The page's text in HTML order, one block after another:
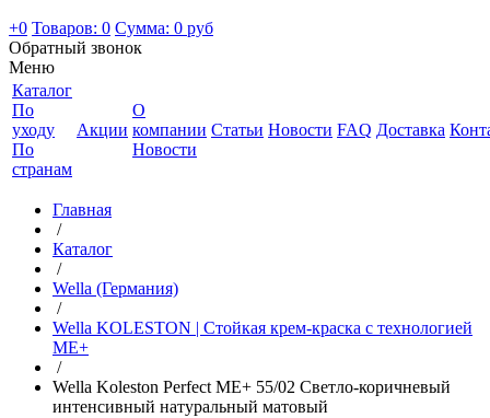
+0 Товаров: 0 Сумма: 0 руб
Обратный звонок
Меню
Каталог
По
уходу
По
странам
Акции
О
компании
Новости
Статьи Новости FAQ Доставка
Главная
/
Каталог
/
Wella (Германия)
/
Wella KOLESTON | Стойкая крем-краска с технологией
ME+
/
Wella Koleston Perfect ME+ 55/02 Светло-коричневый
интенсивный натуральный матовый